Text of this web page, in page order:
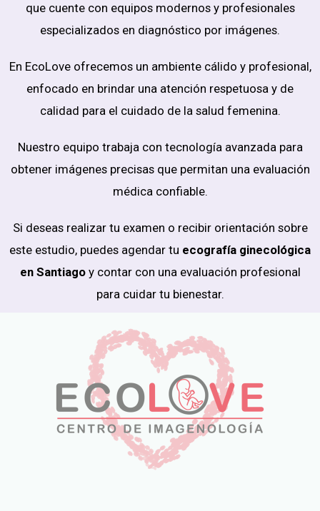
que cuente con equipos modernos y profesionales
especializados en diagnóstico por imágenes.
En EcoLove ofrecemos un ambiente cálido y profesional,
enfocado en brindar una atención respetuosa y de
calidad para el cuidado de la salud femenina.
Nuestro equipo trabaja con tecnología avanzada para
obtener imágenes precisas que permitan una evaluación
médica confiable.
Si deseas realizar tu examen o recibir orientación sobre
este estudio, puedes agendar tu ecografía ginecológica
en Santiagoy contar con una evaluación profesional
para cuidar tu bienestar.